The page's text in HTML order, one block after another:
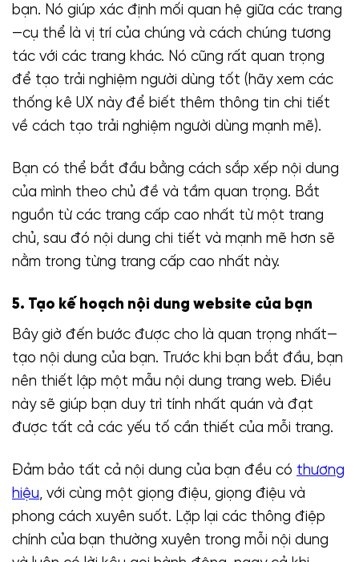
bạn. Nó giúp xác định mối quan hệ giữa các trang
—cụ thể là vị trí của chúng và cách chúng tương
tác với các trang khác. Nó cũng rất quan trọng
để tạo trải nghiệm người dùng tốt (hãy xem các
thống kê UX này để biết thêm thông tin chi tiết
về cách tạo trải nghiệm người dùng mạnh mẽ).
Bạn có thể bắt đầu bằng cách sắp xếp nội dung
của mình theo chủ đề và tầm quan trọng. Bắt
nguồn từ các trang cấp cao nhất từ ​​một trang
chủ, sau đó nội dung chi tiết và mạnh mẽ hơn sẽ
nằm trong từng trang cấp cao nhất này.
5. Tạo kế hoạch nội dung website của bạn
Bây giờ đến bước được cho là quan trọng nhất—
tạo nội dung của bạn. Trước khi bạn bắt đầu, bạn
nên thiết lập một mẫu nội dung trang web. Điều
này sẽ giúp bạn duy trì tính nhất quán và đạt
được tất cả các yếu tố cần thiết của mỗi trang.
Đảm bảo tất cả nội dung của bạn đều có thương
hiệu, với cùng một giọng điệu, giọng điệu và
phong cách xuyên suốt. Lặp lại các thông điệp
chính của bạn thường xuyên trong mỗi nội dung